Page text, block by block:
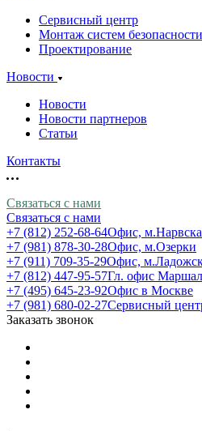
Сервисный центр
Монтаж систем безопасности
Проектирование
Новости
Новости
Новости партнеров
Статьи
Контакты
Связаться с нами
Связаться с нами
+7 (812) 252-68-64Офис,
+7 (981) 878-30-28Офис, м.Озерки
+7 (911) 709-35-29Офис,
+7 (812) 447-95-57Гл. офис
+7 (495) 645-23-92Офис в Москве
+7 (981) 680-02-27Сервисный
Заказать звонок